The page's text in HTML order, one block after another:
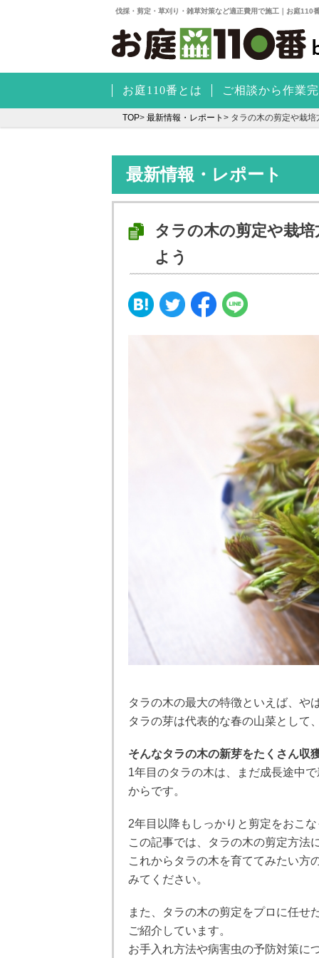
伐採・剪定・草刈り・雑草対策など適正費用で施工｜お庭110
お庭110番とは ご相談から作業
TOP> 最新情報・レポート > タラの木の剪定や栽
最新情報・レポート
タラの木の剪定や栽
よう
タラの木の最大の特徴といえば、や
タラの芽は代表的な春の山菜として
そんなタラの木の新芽をたくさん収
1年目のタラの木は、まだ成長途中
からです。
2年目以降もしっかりと剪定をおこ
この記事では、タラの木の剪定方法
これからタラの木を育ててみたい方
みてください。
また、タラの木の剪定をプロに任せ
ご紹介しています。
お手入れ方法や病害虫の予防対策に